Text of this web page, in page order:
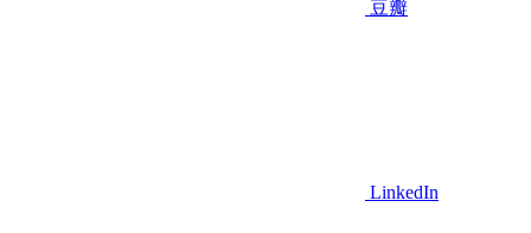
豆瓣
LinkedIn